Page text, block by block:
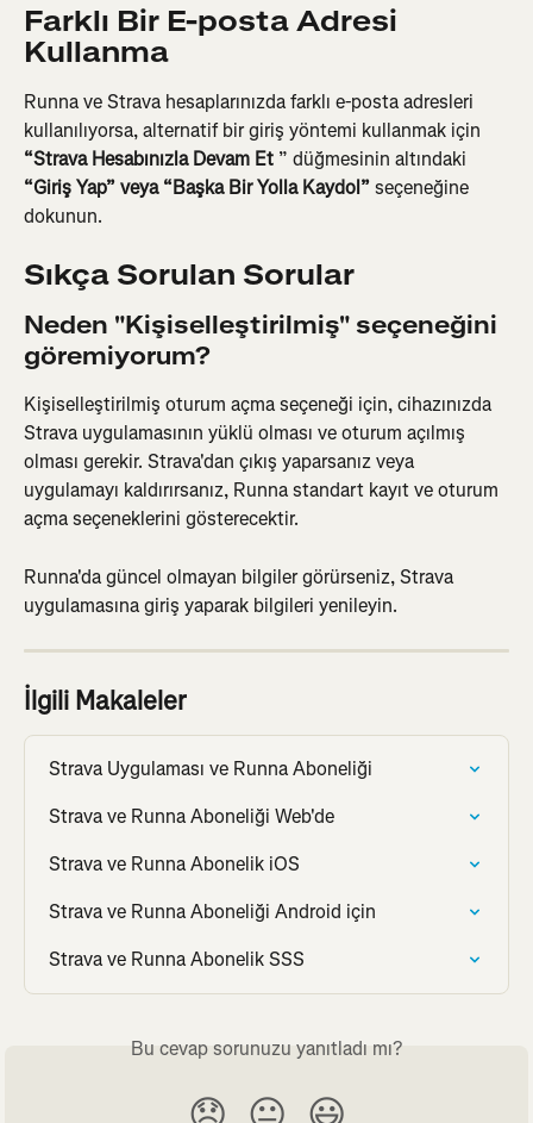
Farklı Bir E-posta Adresi
Kullanma
Runna ve Strava hesaplarınızda farklı e-posta adresleri
kullanılıyorsa, alternatif bir giriş yöntemi kullanmak için
“Strava Hesabınızla Devam Et ” düğmesinin altındaki
“Giriş Yap” veya “Başka Bir Yolla Kaydol” seçeneğine
dokunun.
Sıkça Sorulan Sorular
Neden "Kişiselleştirilmiş" seçeneğini
göremiyorum?
Kişiselleştirilmiş oturum açma seçeneği için, cihazınızda
Strava uygulamasının yüklü olması ve oturum açılmış
olması gerekir. Strava'dan çıkış yaparsanız veya
uygulamayı kaldırırsanız, Runna standart kayıt ve oturum
açma seçeneklerini gösterecektir.
Runna'da güncel olmayan bilgiler görürseniz, Strava
uygulamasına giriş yaparak bilgileri yenileyin.
İlgili Makaleler
Strava Uygulaması ve Runna Aboneliği
Strava ve Runna Aboneliği Web'de
Strava ve Runna Abonelik iOS
Strava ve Runna Aboneliği Android için
Strava ve Runna Abonelik SSS
Bu cevap sorunuzu yanıtladı mı?